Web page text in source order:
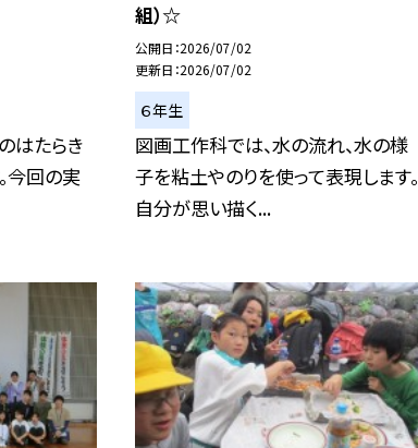
はたらき
今回の実
組）☆
公開日 2026/07/02
更新日 2026/07/02
６年生
図画工作科では、水の流れ、水の様
子を粘土やのりを使って表現します。
自分が思い描く...